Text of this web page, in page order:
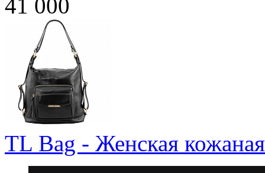
41 000
TL Bag - Женская